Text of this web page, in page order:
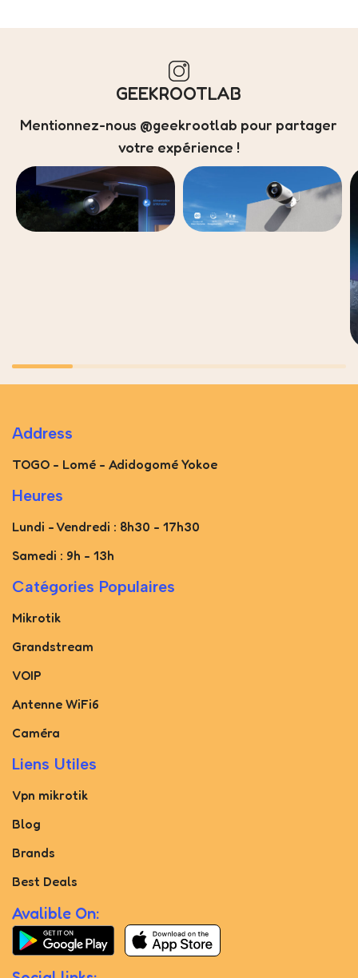
GEEKROOTLAB
Mentionnez-nous @geekrootlab pour partager
votre expérience !
Address
TOGO - Lomé - Adidogomé Yokoe
Heures
Lundi - Vendredi : 8h30 - 17h30
Samedi : 9h - 13h
Catégories Populaires
Mikrotik
Grandstream
VOIP
Antenne WiFi6
Caméra
Liens Utiles
Vpn mikrotik
Blog
Brands
Best Deals
Avalible On: